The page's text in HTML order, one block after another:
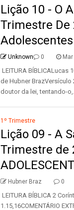
Lição 10 - O
Trimestre De
Adolescentes
Unknown 0
LEITURA BÍBLICALucas
de Hubner BrazVersículo
doutor da lei, tentando-
1º Trimestre
Lição 09 - A
Trimestre de
Hubner Braz 0
LEITURA BÍBLICA 2
1.15,16COMENTÁRIO